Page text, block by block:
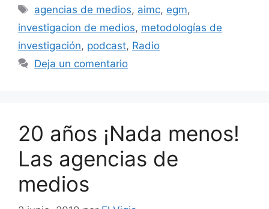
Etiquetas
agencias de medios, aimc, egm,
investigacion de medios, metodologías de
investigación, podcast, Radio
Deja un comentario
20 años ¡Nada menos!
Las agencias de
medios